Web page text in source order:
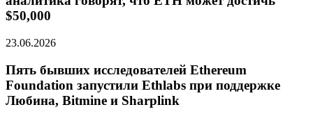
$50,000
23.06.2026
Пять бывших исследователей Ethereum
Foundation запустили Ethlabs при поддержке
Любина, Bitmine и Sharplink